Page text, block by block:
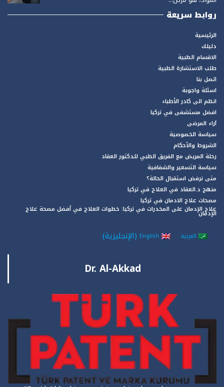
روابط سريعة
الرئيسية
دليلك
الاقسام الطبية
طلب الاستشارة الطبية
اتصل بنا
اسئلة واجوبة
انظم الى كادر الأطباء
افضل مستشفى في تركيا
آراء المرضى
سياسة الخصوصية
الشروط والأحكام
رحلة المريض مع الفريق الطبي للدكتور العقاد
سياسة التسعير والشفافية
متى نرفض استقبال الحالة؟
منهج د.العقاد في العلاج في تركيا
مصحات علاج الادمان في تركيا
علاج الإدمان على المخدرات في تركيا: خطوات العلاج في أفضل مصحة علاج
الإدمان
العربية English
(الإنجليزية)
Dr. Al-Akkad